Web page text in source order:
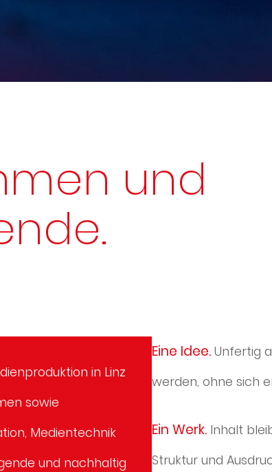
und
in Linz
sowie
Medientechnik
und nachhaltig
Eine Idee. Unfertig
werden, ohne sich
Ein Werk. Inhalt
Struktur und